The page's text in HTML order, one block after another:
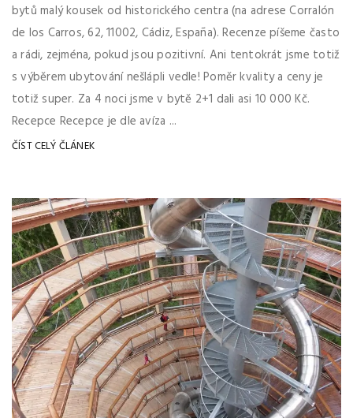
bytů malý kousek od historického centra (na adrese Corralón
de los Carros, 62, 11002, Cádiz, España). Recenze píšeme často
a rádi, zejména, pokud jsou pozitivní. Ani tentokrát jsme totiž
s výběrem ubytování nešlápli vedle! Poměr kvality a ceny je
totiž super. Za 4 noci jsme v bytě 2+1 dali asi 10 000 Kč.
Recepce Recepce je dle avíza ...
ČÍST CELÝ ČLÁNEK